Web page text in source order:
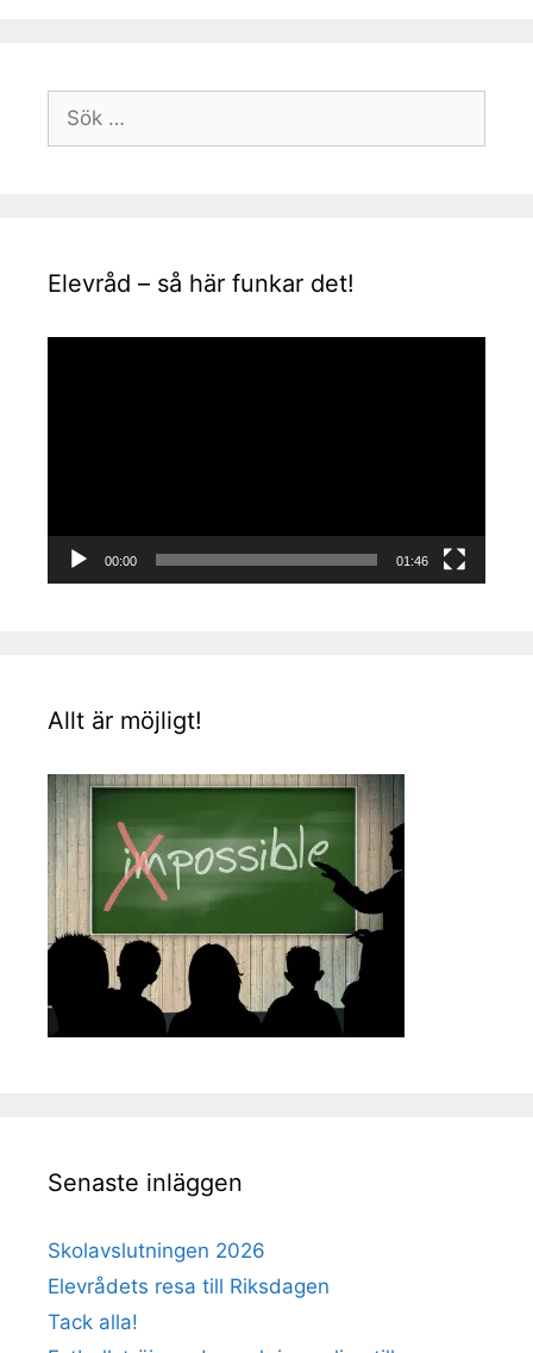
efter:
Elevråd – så här funkar det!
00:00 01:46
Allt är möjligt!
Senaste inläggen
Skolavslutningen 2026
Elevrådets resa till Riksdagen
Tack alla!